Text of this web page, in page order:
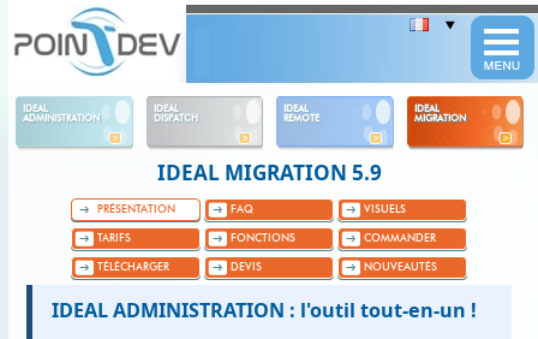
IDEAL
ADMINISTRATION
IDEAL
DISPATCH
IDEAL
REMOTE
IDEAL
MIGRATION
IDEAL MIGRATION 5.9
PRÉSENTATION FAQ VISUELS
TARIFS FONCTIONS COMMANDER
TÉLÉCHARGER DEVIS NOUVEAUTÉS
IDEAL ADMINISTRATION : l'outil tout-en-un !
Panneau de gestion des cookies